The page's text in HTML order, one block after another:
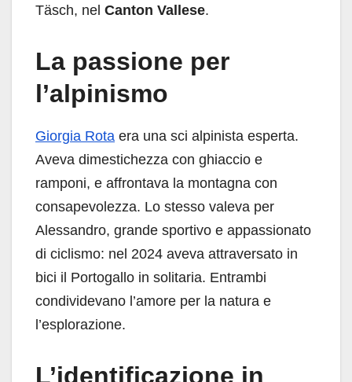
Täsch, nel Canton Vallese.
La passione per
l’alpinismo
Giorgia Rota era una sci alpinista esperta.
Aveva dimestichezza con ghiaccio e
ramponi, e affrontava la montagna con
consapevolezza. Lo stesso valeva per
Alessandro, grande sportivo e appassionato
di ciclismo: nel 2024 aveva attraversato in
bici il Portogallo in solitaria. Entrambi
condividevano l’amore per la natura e
l’esplorazione.
L’identificazione in